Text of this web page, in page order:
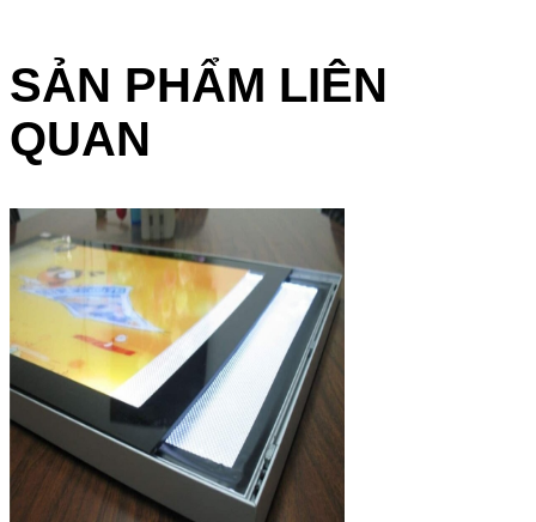
SẢN PHẨM LIÊN
QUAN